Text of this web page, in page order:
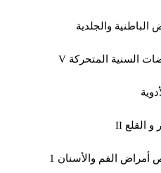
الباطنية والجلدية
السنية المتحركة V
و القلع II
الفم والأسنان 1